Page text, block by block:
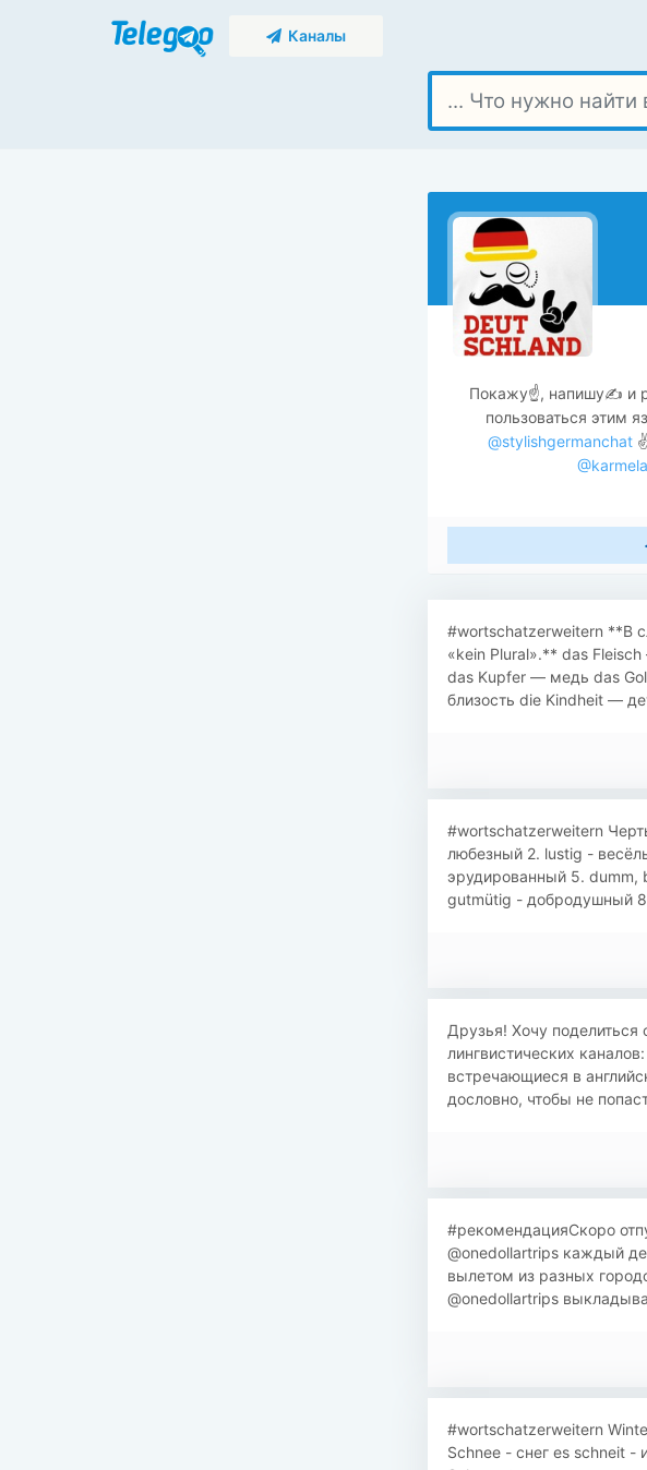
Каналы
Покажу☝, напишу✍ и
пользоваться этим
@stylishgermanchat✌️
#wortschatzerweitern **В
«kein Plural».** das
das Kupfer — медь das
близость die Kindheit —
​​#wortschatzerweitern
любезный 2. lustig -
эрудированный 5. dumm,
gutmütig - добродушный
Друзья! Хочу поделиться
лингвистических
встречающиеся в
дословно, чтобы не
#рекомендация ​​Скоро
@onedollartrips каждый
вылетом из разных
@onedollartrips
#wortschatzerweitern
Schnee - снег es schneit -